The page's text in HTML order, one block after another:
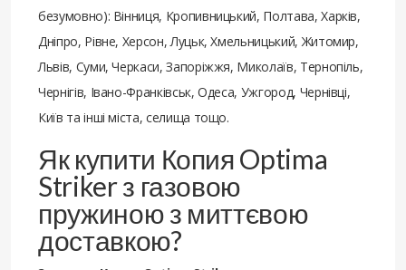
безумовно): Вінниця, Кропивницький, Полтава, Харків,
Дніпро, Рівне, Херсон, Луцьк, Хмельницький, Житомир,
Львів, Суми, Черкаси, Запоріжжя, Миколаїв, Тернопіль,
Чернігів, Івано-Франківськ, Одеса, Ужгород, Чернівці,
Київ та інші міста, селища тощо.
Як купити Копия Optima
Striker з газовою
пружиною з миттєвою
доставкою?